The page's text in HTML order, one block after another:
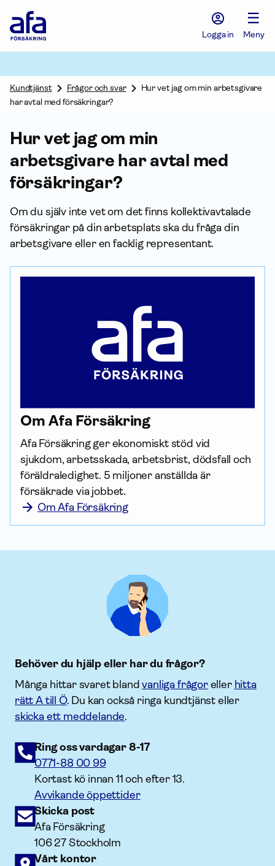
Försäkring
Logga in
☰
Meny
Kundtjänst Frågor och svar
Hur vet jag om min arbetsgivare
har avtal med försäkringar?
Hur vet jag om min
arbetsgivare har avtal med
försäk­ringar?
Om du själv inte vet om det finns kollektiv­avtalade
försäk­ringar på din arbetsplats ska du fråga din
arbetsgivare eller en facklig representant.
Om Afa För­säkring
Afa För­säkring ger ekonomiskt stöd vid
sjukdom, arbetsskada, arbetsbrist, dödsfall och
föräldraledighet. 5 miljoner anställda är
försäkrade via jobbet.
Om Afa Försäkring
Behöver du hjälp eller har du frågor?
Många hittar svaret blandvanliga frågoreller hitta
rätt A till Ö. Du kan också ringa kundtjänst eller
skicka ett meddelande.
Ring oss vardagar 8-17
0771-88 00 99
Kortast kö innan 11 och efter 13.
Avvikande öppettider
Skicka post
Afa Försäkring
106 27 Stockholm
Vårt kontor